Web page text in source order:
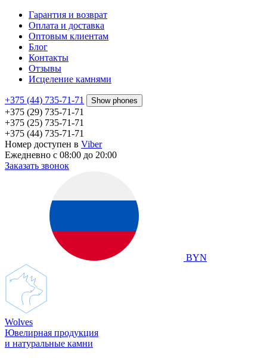
Гарантия и возврат
Оплата и доставка
Оптовым клиентам
Блог
Контакты
Отзывы
Исцеление камнями
+375 (44) 735-71-71 Show phones
+375 (29) 735-71-71
+375 (25) 735-71-71
+375 (44) 735-71-71
Номер доступен в Viber
Ежедневно с 08:00 до 20:00
Заказать звонок
BYN
Wolves
Ювелирная продукция
и натуральные камни